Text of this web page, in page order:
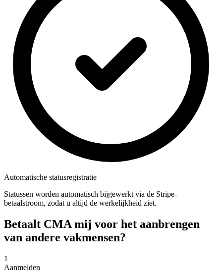
Automatische statusregistratie
Statussen worden automatisch bijgewerkt via de Stripe-
betaalstroom, zodat u altijd de werkelijkheid ziet.
Betaalt CMA mij voor het aanbrengen
van andere vakmensen?
1
Aanmelden